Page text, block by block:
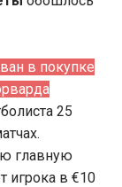
в покупке
25
главную
игрока в €10